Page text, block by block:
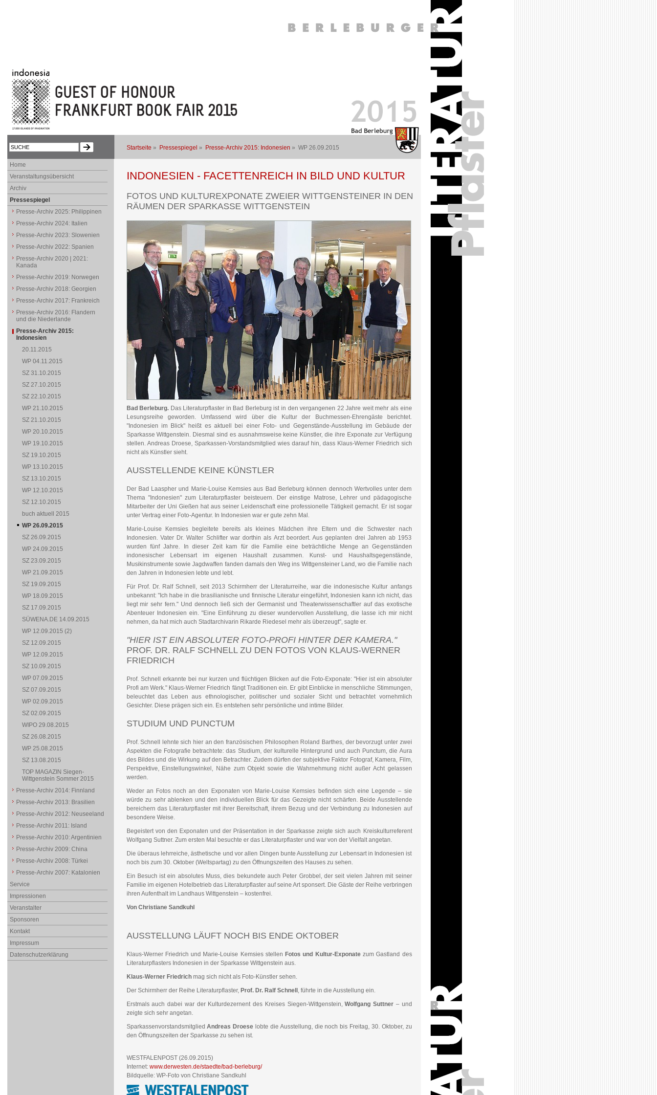
Startseite » Pressespiegel » Presse-Archiv 2015: Indonesien » WP 26.09.2015
INDONESIEN - FACETTENREICH IN BILD UND KULTUR
FOTOS UND KULTUREXPONATE ZWEIER WITTGENSTEINER IN DEN
RÄUMEN DER SPARKASSE WITTGENSTEIN
Bad Berleburg. Das Literaturpflaster in Bad Berleburg ist in den vergangenen 22 Jahre weit mehr als eine
Lesungsreihe geworden. Umfassend wird über die Kultur der Buchmessen-Ehrengäste berichtet.
"Indonesien im Blick" heißt es aktuell bei einer Foto- und Gegenstände-Ausstellung im Gebäude der
Sparkasse Wittgenstein. Diesmal sind es ausnahmsweise keine Künstler, die ihre Exponate zur Verfügung
stellen. Andreas Droese, Sparkassen-Vorstandsmitglied wies darauf hin, dass Klaus-Werner Friedrich sich
nicht als Künstler sieht.
AUSSTELLENDE KEINE KÜNSTLER
Der Bad Laaspher und Marie-Louise Kemsies aus Bad Berleburg können dennoch Wertvolles unter dem
Thema "Indonesien" zum Literaturpflaster beisteuern. Der einstige Matrose, Lehrer und pädagogische
Mitarbeiter der Uni Gießen hat aus seiner Leidenschaft eine professionelle Tätigkeit gemacht. Er ist sogar
unter Vertrag einer Foto-Agentur. In Indonesien war er gute zehn Mal.
Marie-Louise Kemsies begleitete bereits als kleines Mädchen ihre Eltern und die Schwester nach
Indonesien. Vater Dr. Walter Schlifter war dorthin als Arzt beordert. Aus geplanten drei Jahren ab 1953
wurden fünf Jahre. In dieser Zeit kam für die Familie eine beträchtliche Menge an Gegenständen
indonesischer Lebensart im eigenen Haushalt zusammen. Kunst- und Haushaltsgegenstände,
Musikinstrumente sowie Jagdwaffen fanden damals den Weg ins Wittgensteiner Land, wo die Familie nach
den Jahren in Indonesien lebte und lebt.
Für Prof. Dr. Ralf Schnell, seit 2013 Schirmherr der Literaturreihe, war die indonesische Kultur anfangs
unbekannt: "Ich habe in die brasilianische und finnische Literatur eingeführt, Indonesien kann ich nicht, das
liegt mir sehr fern." Und dennoch ließ sich der Germanist und Theaterwissenschaftler auf das exotische
Abenteuer Indonesien ein. "Eine Einführung zu dieser wundervollen Ausstellung, die lasse ich mir nicht
nehmen, da hat mich auch Stadtarchivarin Rikarde Riedesel mehr als überzeugt", sagte er.
"HIER IST EIN ABSOLUTER FOTO-PROFI HINTER DER KAMERA."
PROF. DR. RALF SCHNELL ZU DEN FOTOS VON KLAUS-WERNER
FRIEDRICH
Prof. Schnell erkannte bei nur kurzen und flüchtigen Blicken auf die Foto-Exponate: "Hier ist ein absoluter
Profi am Werk." Klaus-Werner Friedrich fängt Traditionen ein. Er gibt Einblicke in menschliche Stimmungen,
beleuchtet das Leben aus ethnologischer, politischer und sozialer Sicht und betrachtet vornehmlich
Gesichter. Diese prägen sich ein. Es entstehen sehr persönliche und intime Bilder.
STUDIUM UND PUNCTUM
Prof. Schnell lehnte sich hier an den französischen Philosophen Roland Barthes, der bevorzugt unter zwei
Aspekten die Fotografie betrachtete: das Studium, der kulturelle Hintergrund und auch Punctum, die Aura
des Bildes und die Wirkung auf den Betrachter. Zudem dürfen der subjektive Faktor Fotograf, Kamera, Film,
Perspektive, Einstellungswinkel, Nähe zum Objekt sowie die Wahrnehmung nicht außer Acht gelassen
werden.
Weder an Fotos noch an den Exponaten von Marie-Louise Kemsies befinden sich eine Legende – sie
würde zu sehr ablenken und den individuellen Blick für das Gezeigte nicht schärfen. Beide Ausstellende
bereichern das Literaturpflaster mit ihrer Bereitschaft, ihrem Bezug und der Verbindung zu Indonesien auf
besondere Weise.
Begeistert von den Exponaten und der Präsentation in der Sparkasse zeigte sich auch Kreiskulturreferent
Wolfgang Suttner. Zum ersten Mal besuchte er das Literaturpflaster und war von der Vielfalt angetan.
Die überaus lehrreiche, ästhetische und vor allen Dingen bunte Ausstellung zur Lebensart in Indonesien ist
noch bis zum 30. Oktober (Weltspartag) zu den Öffnungszeiten des Hauses zu sehen.
Ein Besuch ist ein absolutes Muss, dies bekundete auch Peter Grobbel, der seit vielen Jahren mit seiner
Familie im eigenen Hotelbetrieb das Literaturpflaster auf seine Art sponsert. Die Gäste der Reihe verbringen
ihren Aufenthalt im Landhaus Wittgenstein – kostenfrei.
Von Christiane Sandkuhl
AUSSTELLUNG LÄUFT NOCH BIS ENDE OKTOBER
Klaus-Werner Friedrich und Marie-Louise Kemsies stellen Fotos und Kultur-Exponatezum Gastland des
Literaturpflasters Indonesien in der Sparkasse Wittgenstein aus.
Klaus-Werner Friedrichmag sich nicht als Foto-Künstler sehen.
Der Schirmherr der Reihe Literaturpflaster, Prof. Dr. Ralf Schnell , führte in die Ausstellung ein.
Erstmals auch dabei war der Kulturdezernent des Kreises Siegen-Wittgenstein,Wolfgang Suttner – und
zeigte sich sehr angetan.
SparkassenvorstandsmitgliedAndreas Droese lobte die Ausstellung, die noch bis Freitag, 30. Oktober, zu
den Öffnungszeiten der Sparkasse zu sehen ist.
WESTFALENPOST (26.09.2015)
Internet: www.derwesten.de/staedte/bad-berleburg/
Bildquelle: WP-Foto von Christiane Sandkuhl
Home
Veranstaltungsübersicht
Archiv
Pressespiegel
Presse-Archiv 2025: Philippinen
Presse-Archiv 2024: Italien
Presse-Archiv 2023: Slowenien
Presse-Archiv 2022: Spanien
Presse-Archiv 2020 | 2021:
Kanada
Presse-Archiv 2019: Norwegen
Presse-Archiv 2018: Georgien
Presse-Archiv 2017: Frankreich
Presse-Archiv 2016: Flandern
und die Niederlande
Presse-Archiv 2015:
Indonesien
20.11.2015
WP 04.11.2015
SZ 31.10.2015
SZ 27.10.2015
SZ 22.10.2015
WP 21.10.2015
SZ 21.10.2015
WP 20.10.2015
WP 19.10.2015
SZ 19.10.2015
WP 13.10.2015
SZ 13.10.2015
WP 12.10.2015
SZ 12.10.2015
buch aktuell 2015
WP 26.09.2015
SZ 26.09.2015
WP 24.09.2015
SZ 23.09.2015
WP 21.09.2015
SZ 19.09.2015
WP 18.09.2015
SZ 17.09.2015
SÜWENA.DE 14.09.2015
WP 12.09.2015 (2)
SZ 12.09.2015
WP 12.09.2015
SZ 10.09.2015
WP 07.09.2015
SZ 07.09.2015
WP 02.09.2015
SZ 02.09.2015
WIPO 29.08.2015
SZ 26.08.2015
WP 25.08.2015
SZ 13.08.2015
TOP MAGAZIN Siegen-
Wittgenstein Sommer 2015
Presse-Archiv 2014: Finnland
Presse-Archiv 2013: Brasilien
Presse-Archiv 2012: Neuseeland
Presse-Archiv 2011: Island
Presse-Archiv 2010: Argentinien
Presse-Archiv 2009: China
Presse-Archiv 2008: Türkei
Presse-Archiv 2007: Katalonien
Service
Impressionen
Veranstalter
Sponsoren
Kontakt
Impressum
Datenschutzerklärung